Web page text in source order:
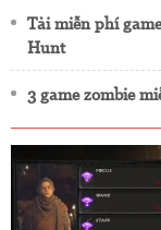
Tải miễn phí
Hunt
3 game zombie